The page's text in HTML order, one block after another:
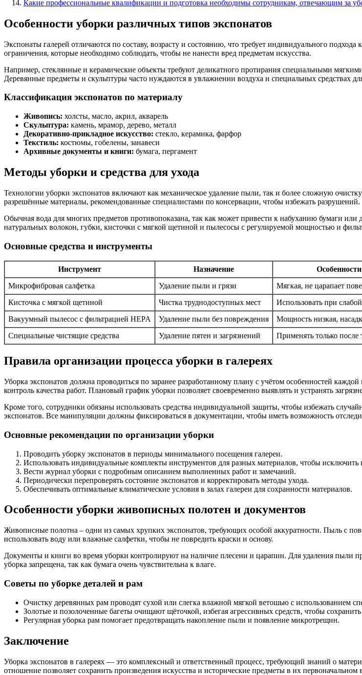
Какие профессиональные квалификации и подготовка необходимы сотрудникам, отвечающим за
Особенности уборки различных типов экспонатов
Экспонаты галерей отличаются по составу, возрасту и состоянию, что требует индивидуального
ограничения, которые необходимо соблюдать, чтобы не нанести вред предметам искусства.
Например, стеклянные и керамические объекты требуют деликатного протирания специальными
Деревянные предметы и скульптуры часто нуждаются в увлажнении воздуха и специальных средствах
Классификация экспонатов по материалу
Живопись: холсты, масло, акрил, акварель
Скульптура: камень, мрамор, дерево, металл
Декоративно-прикладное искусство: стекло, керамика, фарфор
Текстиль: костюмы, гобелены, занавеси
Архивные документы и книги: бумага, пергамент
Методы уборки и средства для ухода
Технологии уборки экспонатов включают как механическое удаление пыли, так и более сложную
разрешённые материалы, рекомендованные специалистами по консервации, чтобы избежать разрушений.
Обычная вода для многих предметов противопоказана, так как может привести к набуханию бумаги
натуральных волокон, губки, кисточки с мягкой щетиной и пылесосы с регулируемой мощностью и
Основные средства и инструменты
Инструмент Назначение
Микрофибровая салфетка
Удаление пыли и грязи
Мягкая, не царапает
Кисточка с мягкой щетиной
Чистка труднодоступных мест
Использовать при
Вакуумный пылесос с фильтрацией HEPA
Удаление пыли без повреждения
Мощность низкая,
Специальные чистящие средства
Удаление пятен и загрязнений Применять только после
Правила организации процесса уборки в галереях
Уборка экспонатов должна проводиться по заранее разработанному плану с учётом особенностей
контроль качества работ. Плановый график уборки позволяет своевременно выявлять и устранять
Кроме того, сотрудники обязаны использовать средства индивидуальной защиты, чтобы избежать
экспонатов. Все манипуляции должны фиксироваться в документации, чтобы иметь возможность
Основные рекомендации по организации уборки
Проводить уборку экспонатов в периоды минимального посещения галереи.
Использовать индивидуальные комплекты инструментов для разных материалов, чтобы исключить
Вести журнал уборки с подробным описанием выполненных работ и замечаний.
Периодически перепроверять состояние экспонатов и корректировать методы ухода.
Обеспечивать оптимальные климатические условия в залах галереи для сохранности материалов.
Особенности уборки живописных полотен и документов
Живописные полотна – одни из самых хрупких экспонатов, требующих особой аккуратности. Пыль с
использовать воду или влажные салфетки, чтобы не повредить краски и основу.
Документы и книги во время уборки контролируют на наличие плесени и царапин. Для удаления пыли
уборка запрещена, так как бумага очень чувствительна к влаге.
Советы по уборке деталей и рам
Очистку деревянных рам проводят сухой или слегка влажной мягкой ветошью с использованием
Золотые и позолоченные багеты очищают щёточкой, избегая агрессивных средств, чтобы
Регулярная уборка рам помогает предотвращать накопление пыли и появление микротрещин.
Заключение
Уборка экспонатов в галереях — это комплексный и ответственный процесс, требующий знаний о
отношение позволяет сохранить произведения искусства и исторические предметы в их первоначальном